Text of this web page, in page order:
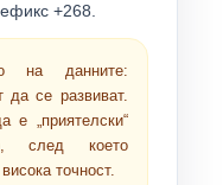
+268.
на данните:
да се развиват.
е „приятелски“
след което
точност.